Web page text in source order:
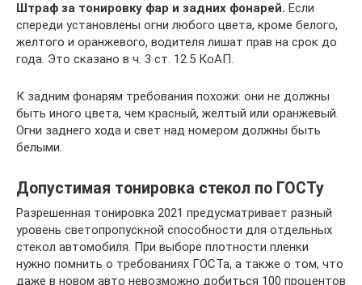
Штраф за тонировку фар и задних фонарей. Если
спереди установлены огни любого цвета, кроме белого,
желтого и оранжевого, водителя лишат прав на срок до
года. Это сказано в ч. 3 ст. 12.5 КоАП.
К задним фонарям требования похожи: они не должны
быть иного цвета, чем красный, желтый или оранжевый.
Огни заднего хода и свет над номером должны быть
белыми.
Допустимая тонировка стекол по ГОСТу
Разрешенная тонировка 2021 предусматривает разный
уровень светопропускной способности для отдельных
стекол автомобиля. При выборе плотности пленки
нужно помнить о требованиях ГОСТа, а также о том, что
даже в новом авто невозможно добиться 100 процентов